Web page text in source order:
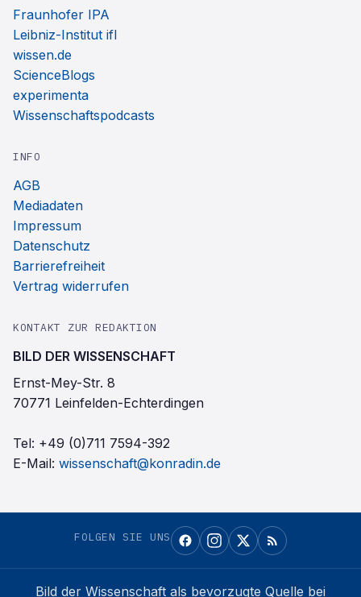
Fraunhofer IPA
Leibniz-Institut ifl
wissen.de
ScienceBlogs
experimenta
Wissenschaftspodcasts
INFO
AGB
Mediadaten
Impressum
Datenschutz
Barrierefreiheit
Vertrag widerrufen
KONTAKT ZUR REDAKTION
BILD DER WISSENSCHAFT
Ernst-Mey-Str. 8
70771 Leinfelden-Echterdingen
Tel: +49 (0)711 7594-392
E-Mail: wissenschaft@konradin.de
FOLGEN SIE UNS
Bild der Wissenschaft als bevorzugte Quelle bei